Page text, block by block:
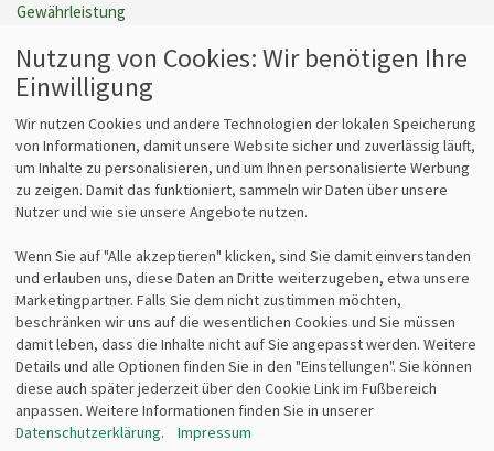
Gewährleistung
Cookie Einstellungen verwalten
Vertrag widerrufen
Fragen
Kontaktformular
Fragen zum Vertrieb?
info@lz-fachshop.de
Fragen zum Internetshop?
webmaster@lz-fachshop.de
Kontakt
bits&paper GmbH
Sonnenstr. 6
85764 Oberschleißheim
Tel 089/315 70 30
Fax 089/315 33 45
Alle Texte, Grafiken, Bilder und das Layout sind urheberrechtlich
geschützt und dürfen nicht ohne ausdrückliche, schriftliche
Erlaubnis weiterverwendet werden.
Nutzung von Cookies: Wir benötigen Ihre
Einwilligung
Wir nutzen Cookies und andere Technologien der lokalen Speicherung
von Informationen, damit unsere Website sicher und zuverlässig läuft,
um Inhalte zu personalisieren, und um Ihnen personalisierte Werbung
zu zeigen. Damit das funktioniert, sammeln wir Daten über unsere
Nutzer und wie sie unsere Angebote nutzen.
Wenn Sie auf "Alle akzeptieren" klicken, sind Sie damit einverstanden
und erlauben uns, diese Daten an Dritte weiterzugeben, etwa unsere
Marketingpartner. Falls Sie dem nicht zustimmen möchten,
beschränken wir uns auf die wesentlichen Cookies und Sie müssen
damit leben, dass die Inhalte nicht auf Sie angepasst werden. Weitere
Details und alle Optionen finden Sie in den "Einstellungen". Sie können
diese auch später jederzeit über den Cookie Link im Fußbereich
anpassen. Weitere Informationen finden Sie in unserer
Datenschutzerklärung. Impressum